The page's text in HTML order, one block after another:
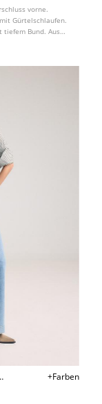
vorne.
Gürtelschlaufen.
tiefem Bund. Aus
+Farben